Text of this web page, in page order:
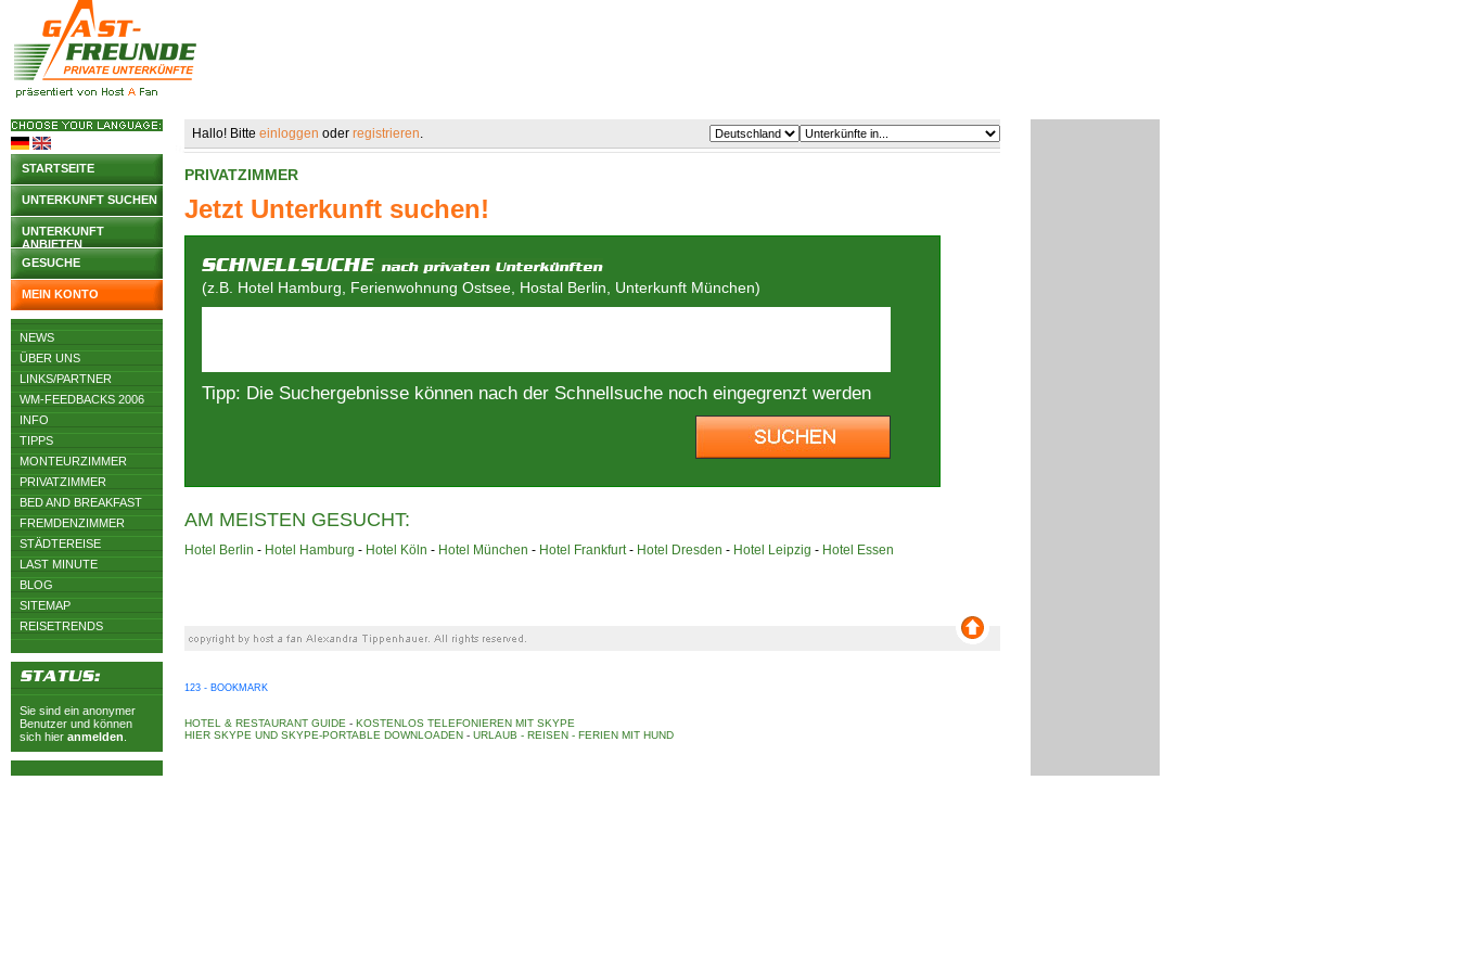
STARTSEITE
UNTERKUNFT SUCHEN
UNTERKUNFT
ANBIETEN
GESUCHE
MEIN KONTO
NEWS
ÜBER UNS
LINKS/PARTNER
WM-FEEDBACKS 2006
INFO
TIPPS
MONTEURZIMMER
PRIVATZIMMER
BED AND BREAKFAST
FREMDENZIMMER
STÄDTEREISE
LAST MINUTE
BLOG
SITEMAP
REISETRENDS
Sie sind ein anonymer
Benutzer und können
sich hier anmelden
Hallo! Bitte einloggen oder registrieren.
PRIVATZIMMER
Jetzt Unterkunft suchen!
(z.B. Hotel Hamburg, Ferienwohnung Ostsee, Hostal Berlin, Unterkunft München)
Tipp: Die Suchergebnisse können nach der Schnellsuche noch eingegrenzt werden
AM MEISTEN GESUCHT:
Hotel Berlin - Hotel Hamburg - Hotel Köln - Hotel München - Hotel Frankfurt- Hotel Dresden - Hotel Leipzig - Hotel Essen
123 - BOOKMARK
HOTEL & RESTAURANT GUIDE - KOSTENLOS TELEFONIEREN MIT SKYPE
HIER SKYPE UND SKYPE-PORTABLE DOWNLOADEN - URLAUB - REISEN - FERIEN MIT HUND